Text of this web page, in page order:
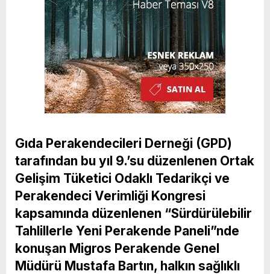
Gıda Perakendecileri Derneği (GPD)
tarafından bu yıl 9.’su düzenlenen Ortak
Gelişim Tüketici Odaklı Tedarikçi ve
Perakendeci Verimliği Kongresi
kapsamında düzenlenen “Sürdürülebilir
Tahlillerle Yeni Perakende Paneli”nde
konuşan Migros Perakende Genel
Müdürü Mustafa Bartın, halkın sağlıklı